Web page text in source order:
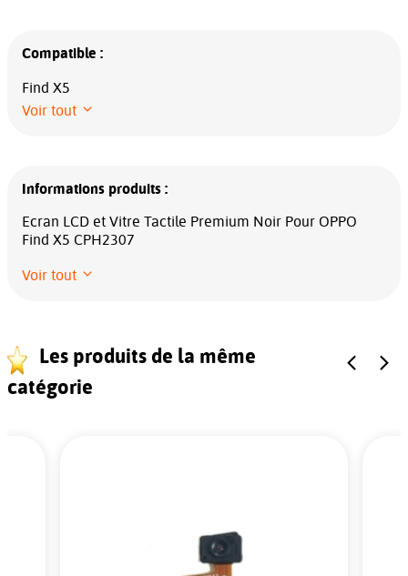
Compatible :
Find X5
Voir tout
Informations produits :
Ecran LCD et Vitre Tactile Premium Noir Pour OPPO
Find X5 CPH2307
Voir tout
Les produits de la même
catégorie